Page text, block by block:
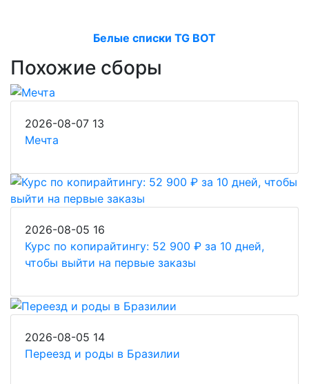
Белые списки TG BOT
Похожие сборы
2026-08-07 13
Мечта
2026-08-05 16
Курс по копирайтингу: 52 900 ₽ за 10 дней,
чтобы выйти на первые заказы
2026-08-05 14
Переезд и роды в Бразилии